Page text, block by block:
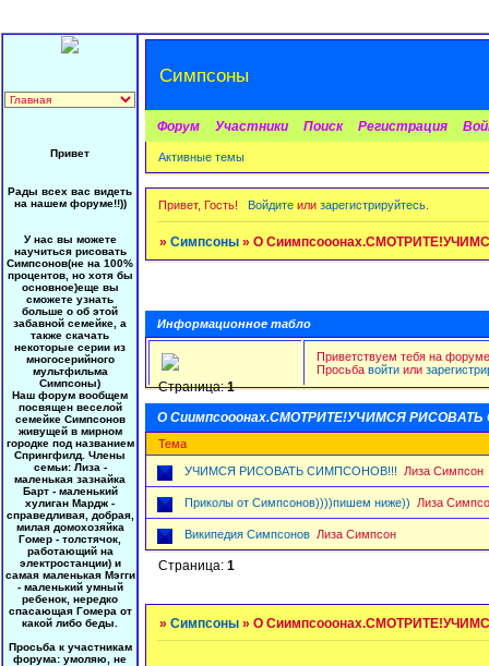
Привет
Рады всех вас видеть
на нашем форуме!!))
У нас вы можете
научиться рисовать
Симпсонов(не на 100%
процентов, но хотя бы
основное)еще вы
сможете узнать
больше о об этой
забавной семейке, а
также скачать
некоторые серии из
многосерийного
мультфильма
Симпсоны)
Наш форум вообщем
посвящен веселой
семейке Симпсонов
живущей в мирном
городке под названием
Спрингфилд. Члены
семьи: Лиза -
маленькая зазнайка
Барт - маленький
хулиган Мардж -
справедливая, добрая,
милая домохозяйка
Гомер - толстячок,
работающий на
электростанции) и
самая маленькая Мэгги
- маленький умный
ребенок, нередко
спасающая Гомера от
какой либо беды.
Просьба к участникам
форума: умоляю, не
Симпсоны
Форум Участники Поиск Регистрация
Активные темы
Привет, Гость! Войдитеили зарегистрируйтесь.
»Симпсоны »О
Информационное табло
Приветствуем тебя на
Просьба войти или
О Сиимпсооонах.СМОТРИТЕ!УЧИМСЯ
Страница:1
Тема
УЧИМСЯ РИСОВАТЬ СИМПСОНОВ!!! Лиза Симпсон
Приколы от Симпсонов))))пишем ниже)) Лиза
Википедия Симпсонов Лиза Симпсон
Страница:1
»Симпсоны »О